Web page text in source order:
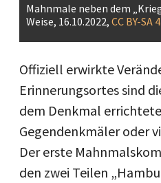
Mahnmale neben dem
Weise, 16.10.2022, CC BY-SA
Offiziell erwirkte
Erinnerungsortes sind
dem Denkmal
Gegendenkmäler oder
Der erste
den zwei Teilen